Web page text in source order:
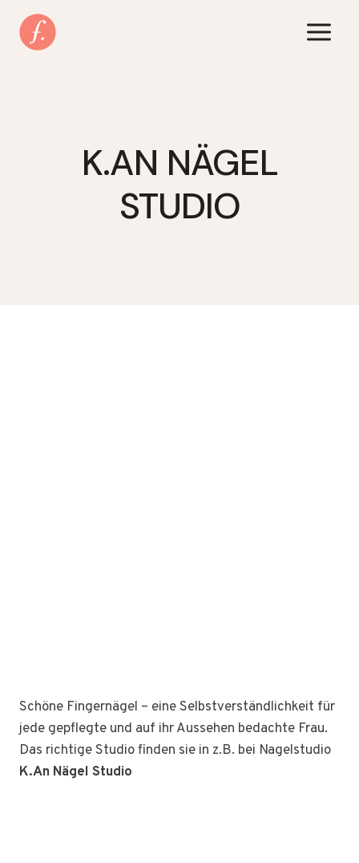
Inhalt
springen
K.AN NÄGEL
STUDIO
Schöne Fingernägel – eine Selbstverständlichkeit für
jede gepflegte und auf ihr Aussehen bedachte Frau.
Das richtige Studio finden sie in z.B. bei Nagelstudio
K.An Nägel Studio